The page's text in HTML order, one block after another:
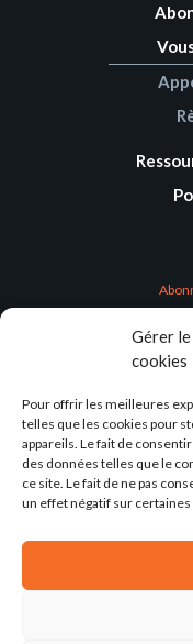
Gérer
cookies
Pour offrir les meilleures
telles que les cookies pour
appareils. Le fait de
des données telles que le
ce site. Le fait de ne pas
un effet négatif sur